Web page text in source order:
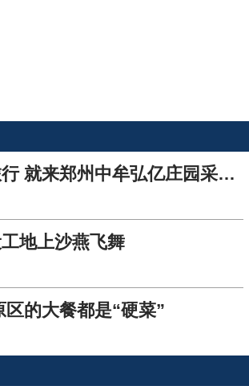
不想去省外旅行 就来郑州中牟弘亿庄园采摘蟠桃吧
地上沙燕飞舞
的大餐都是“硬菜”